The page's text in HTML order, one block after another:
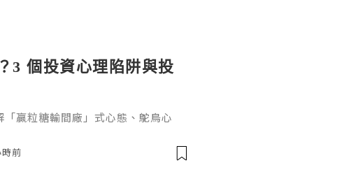
3 個投資心理陷阱與投
贏粒糖輸間廠」式心態、鴕鳥心
與投資管理框架。
前